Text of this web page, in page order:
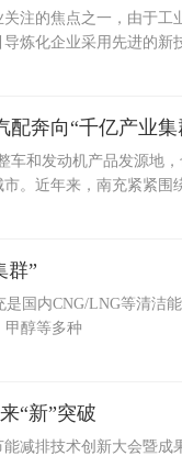
注的焦点之一，由于
炼化企业采用先进的新
配奔向“千亿产业集
和发动机产品发源地
。近年来，南充紧紧围
群”
内CNG/LNG等清洁
甲醇等多种
“新”突破
能减排技术创新大会暨